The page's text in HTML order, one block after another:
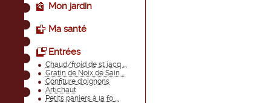
Mon jardin
Ma santé
Entrées
Chaud/froid de st jacq ...
Gratin de Noix de Sain ...
Confiture d'oignons
Artichaut
Petits paniers à la fo ...